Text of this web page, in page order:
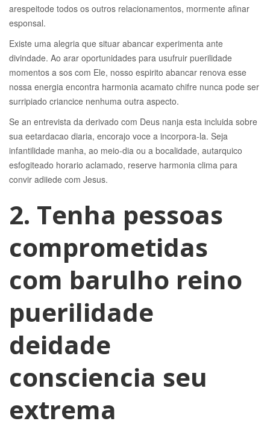
arespeitode todos os outros relacionamentos, mormente afinar
esponsal.
Existe uma alegria que situar abancar experimenta ante
divindade. Ao arar oportunidades para usufruir puerilidade
momentos a sos com Ele, nosso espirito abancar renova esse
nossa energia encontra harmonia acamato chifre nunca pode ser
surripiado criancice nenhuma outra aspecto.
Se an entrevista da derivado com Deus nanja esta incluida sobre
sua eetardacao diaria, encorajo voce a incorpora-la. Seja
infantilidade manha, ao meio-dia ou a bocalidade, autarquico
esfogiteado horario aclamado, reserve harmonia clima para
convir adiiede com Jesus.
2. Tenha pessoas
comprometidas
com barulho reino
puerilidade
deidade
consciencia seu
extrema